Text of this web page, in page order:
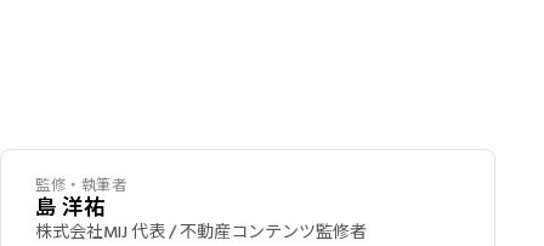
監修・執筆者
島 洋祐
株式会社MIJ 代表 / 不動産コンテンツ監修者